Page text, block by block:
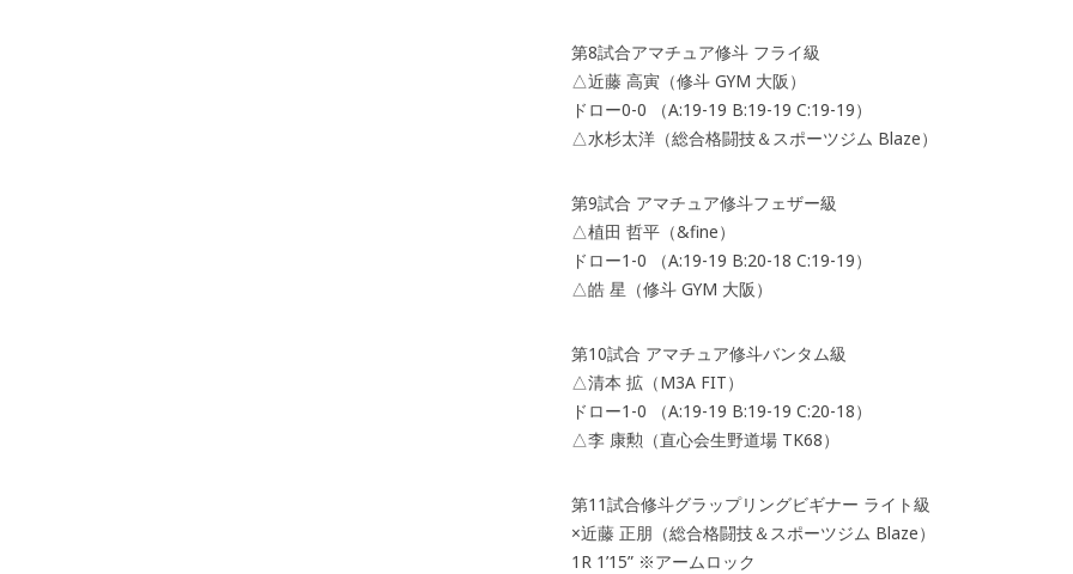
第8試合アマチュア修斗 フライ級
△近藤 高寅（修斗 GYM 大阪）
ドロー0-0 （A:19-19 B:19-19 C:19-19）
△水杉太洋（総合格闘技＆スポーツジム Blaze）
第9試合 アマチュア修斗フェザー級
△植田 哲平（&fine）
ドロー1-0 （A:19-19 B:20-18 C:19-19）
△皓 星（修斗 GYM 大阪）
第10試合 アマチュア修斗バンタム級
△清本 拡（M3A FIT）
ドロー1-0 （A:19-19 B:19-19 C:20-18）
△李 康勲（直心会生野道場 TK68）
第11試合修斗グラップリングビギナー ライト級
×近藤 正朋（総合格闘技＆スポーツジム Blaze）
1R 1’15” ※アームロック